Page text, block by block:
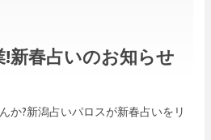
!新春占いのお知らせ
か?新潟占いパロスが新春占いをリ